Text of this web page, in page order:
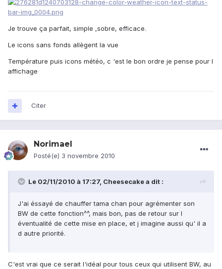
Je trouve ça parfait, simple ,sobre, efficace.
Le icons sans fonds allègent la vue
Température puis icons météo, c 'est le bon ordre je pense pour l
affichage
Citer
Norimael
Posté(e) 3 novembre 2010
Le 02/11/2010 à 17:27, Cheesecake a dit :
J'ai éssayé de chauffer tama chan pour agrémenter son
BW de cette fonction^^, mais bon, pas de retour sur l
éventualité de cette mise en place, et j imagine aussi qu' il a
d autre priorité.
C'est vrai que ce serait l'idéal pour tous ceux qui utilisent BW, au